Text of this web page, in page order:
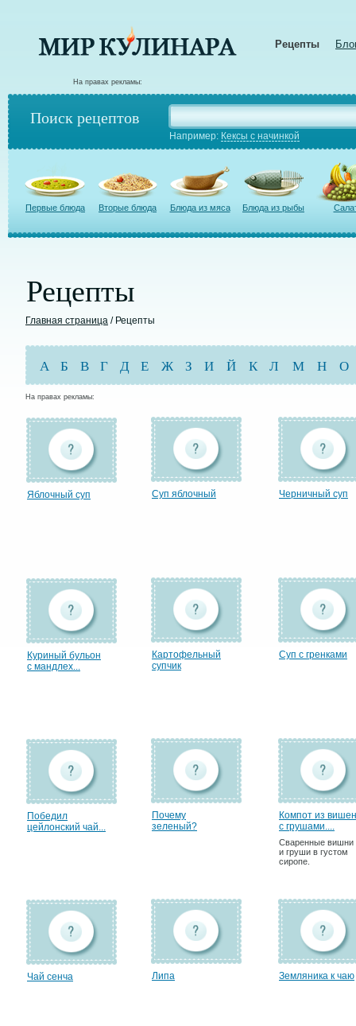
Рецепты
На правах рекламы:
Поиск рецептов
Например: Кексы с начинкой
Первые блюда Вторые блюда Блюда из мяса Блюда из рыбы
Рецепты
Главная страница / Рецепты
А Б В Г Д Е Ж З И Й К Л М Н О
На правах рекламы:
Яблочный суп Суп яблочный Черничный суп
Куриный бульон
с мандлех...
Картофельный
супчик
Суп с гренками
Победил
цейлонский чай...
Почему
зеленый?
Компот из вишен
с грушами....
Сваренные вишни
и груши в густом
сиропе.
Чай сенча Липа Земляника к чаю